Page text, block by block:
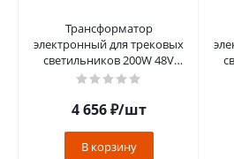
Трансформатор
электронный для трековых
светильников 200W 48V
(драйвер), LB48 белый
4 656₽/шт
В корзину